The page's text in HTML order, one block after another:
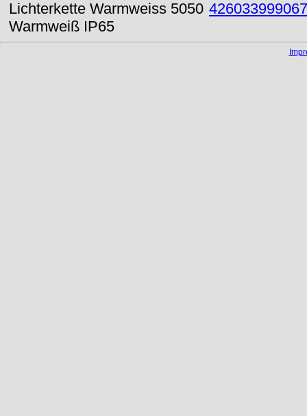
Lichterkette Warmweiss 5050
Warmweiß IP65